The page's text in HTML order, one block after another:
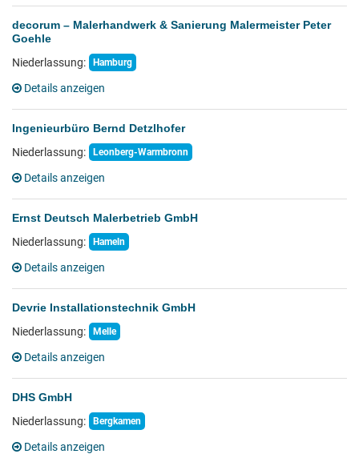
decorum – Malerhandwerk & Sanierung Malermeister Peter
Goehle
Niederlassung:
Hamburg
Details anzeigen
Ingenieurbüro Bernd Detzlhofer
Niederlassung:
Leonberg-Warmbronn
Details anzeigen
Ernst Deutsch Malerbetrieb GmbH
Niederlassung:
Hameln
Details anzeigen
Devrie Installationstechnik GmbH
Niederlassung:
Melle
Details anzeigen
DHS GmbH
Niederlassung:
Bergkamen
Details anzeigen